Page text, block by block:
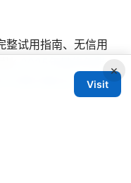
试用指南、无信用
付费方案对比、隐私
×
Visit